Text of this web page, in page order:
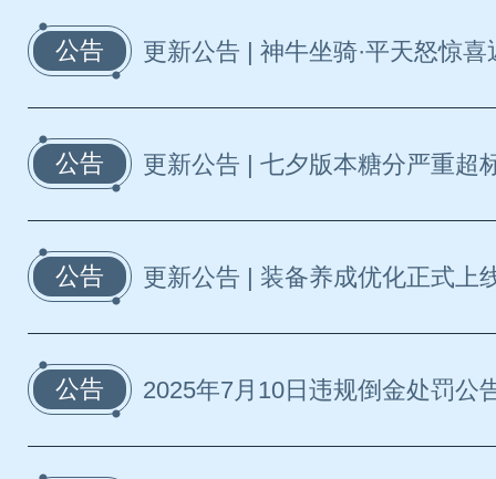
公告 更新公告 | 神牛坐骑·平天怒惊
公告 更新公告 | 七夕版本糖分严重超
公告 更新公告 | 装备养成优化正式上
公告 2025年7月10日违规倒金处罚公